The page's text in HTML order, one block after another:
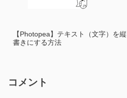
【Photopea】テキスト（文字）を縦
書きにする方法
コメント